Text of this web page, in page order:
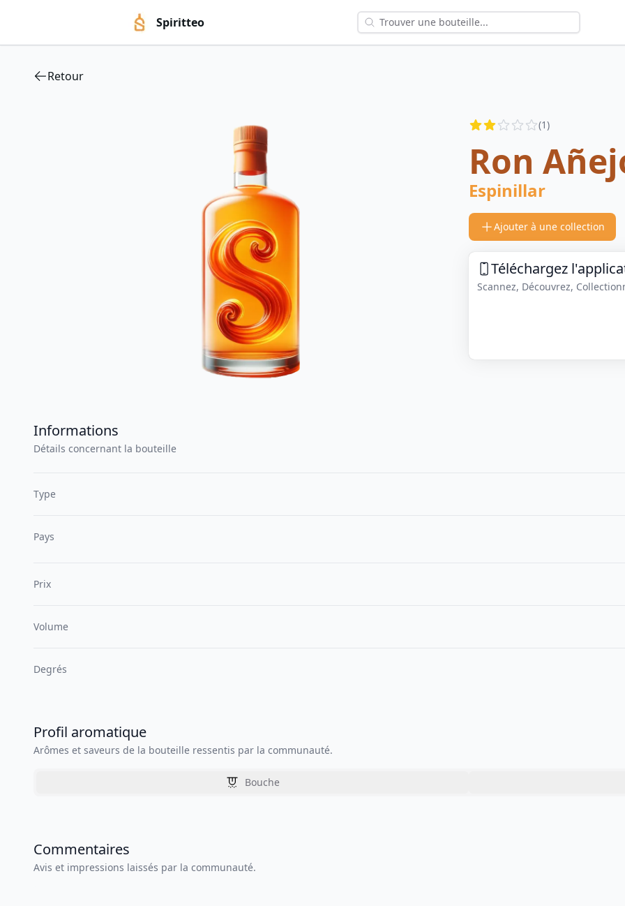
Spiritteo
Retour
Reviews (1)
Ron
Espinillar
Ajouter à une collection
Téléchargez
Scannez, Découvrez,
Informations
Détails concernant la bouteille
Type
Pays
Prix
Volume
Degrés
Profil aromatique
Arômes et saveurs de la bouteille ressentis par la communauté.
Bouche
Commentaires
Avis et impressions laissés par la communauté.